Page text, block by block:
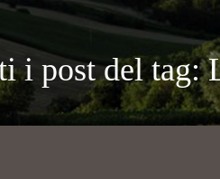
i post del tag: